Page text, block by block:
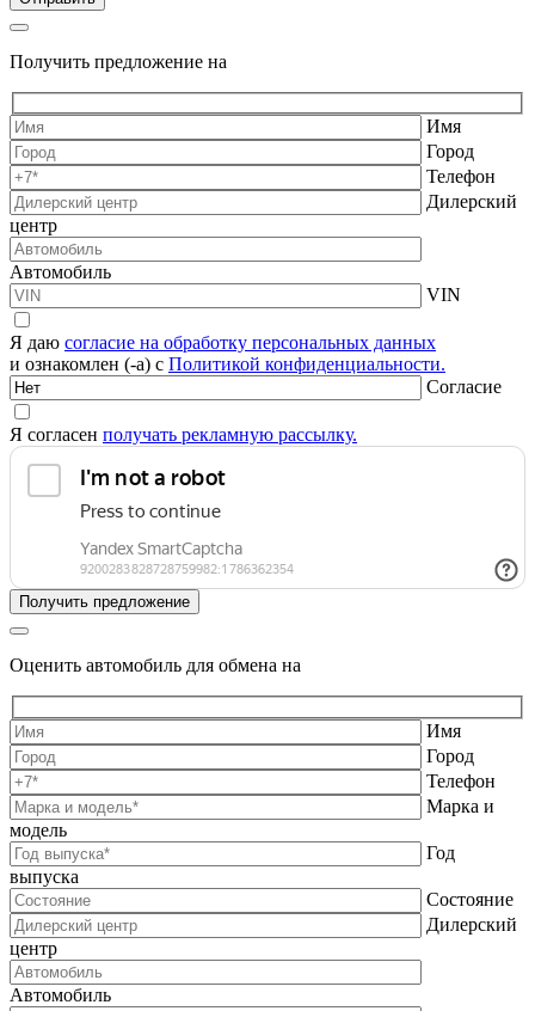
Получить предложение на
Имя
Город
Телефон
Дилерский
центр
Автомобиль
VIN
Я даю согласие на обработку персональных данных
и ознакомлен (-а) с Политикой конфиденциальности.
Согласие
Я согласен получать рекламную рассылку.
Оценить автомобиль для обмена на
Имя
Город
Телефон
Марка и
модель
Год
выпуска
Состояние
Дилерский
центр
Автомобиль